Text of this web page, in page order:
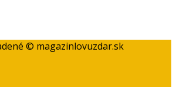
© magazinlovuzdar.sk